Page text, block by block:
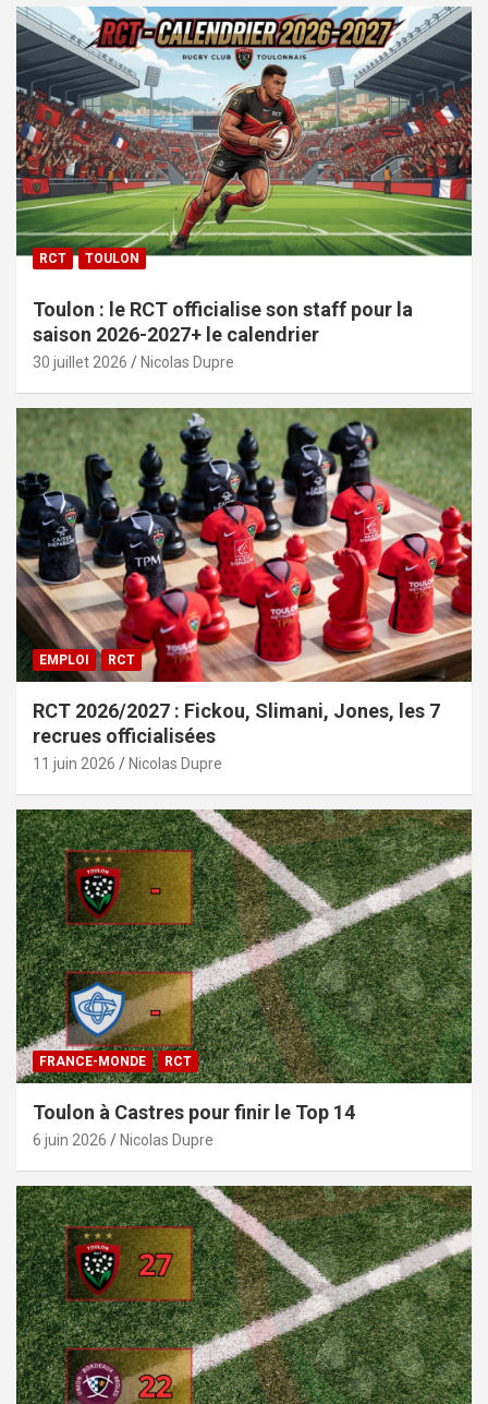
RCT TOULON
Toulon : le RCT officialise son staff pour la
saison 2026-2027+ le calendrier
30 juillet 2026 Nicolas Dupre
EMPLOI RCT
RCT 2026/2027 : Fickou, Slimani, Jones, les 7
recrues officialisées
11 juin 2026 Nicolas Dupre
FRANCE-MONDE RCT
Toulon à Castres pour finir le Top 14
6 juin 2026 Nicolas Dupre